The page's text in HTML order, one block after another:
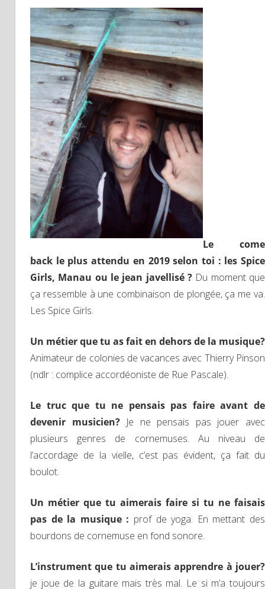
Le come
back le plus attendu en 2019 selon toi : les Spice
Girls, Manau ou le jean javellisé ? Du moment que
ça ressemble à une combinaison de plongée, ça me va.
Les Spice Girls.
Un métier que tu as fait en dehors de la musique?
Animateur de colonies de vacances avec Thierry Pinson
(ndlr : complice accordéoniste de Rue Pascale).
Le truc que tu ne pensais pas faire avant de
devenir musicien?Je ne pensais pas jouer avec
plusieurs genres de cornemuses. Au niveau de
l’accordage de la vielle, c’est pas évident, ça fait du
boulot.
Un métier que tu aimerais faire si tu ne faisais
pas de la musique : prof de yoga. En mettant des
bourdons de cornemuse en fond sonore.
L’instrument que tu aimerais apprendre à jouer?
je joue de la guitare mais très mal. Le si m’a toujours